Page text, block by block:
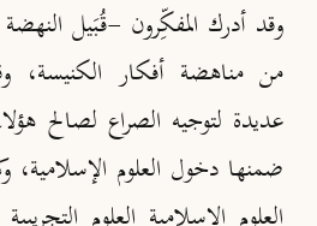
وقد أدرك المفكِّرون -قُبَيل النهضة
من مناهضة أفكار الكنيسة،
عديدة لتوجيه الصراع لصالح
ضمنها دخول العلوم